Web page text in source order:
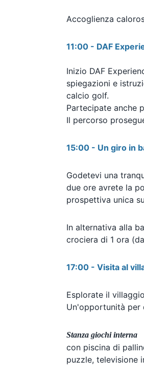
Accoglienza
11:00 - DAF
Inizio DAF
spiegazioni e
calcio golf.
Partecipate anche
Il percorso
15:00 - Un giro in
Godetevi una
due ore avrete la
prospettiva unica
In alternativa alla
crociera di 1 ora
17:00 - Visita al
Esplorate il
Un'opportunità per
Stanza giochi interna
con piscina di
puzzle, televisione